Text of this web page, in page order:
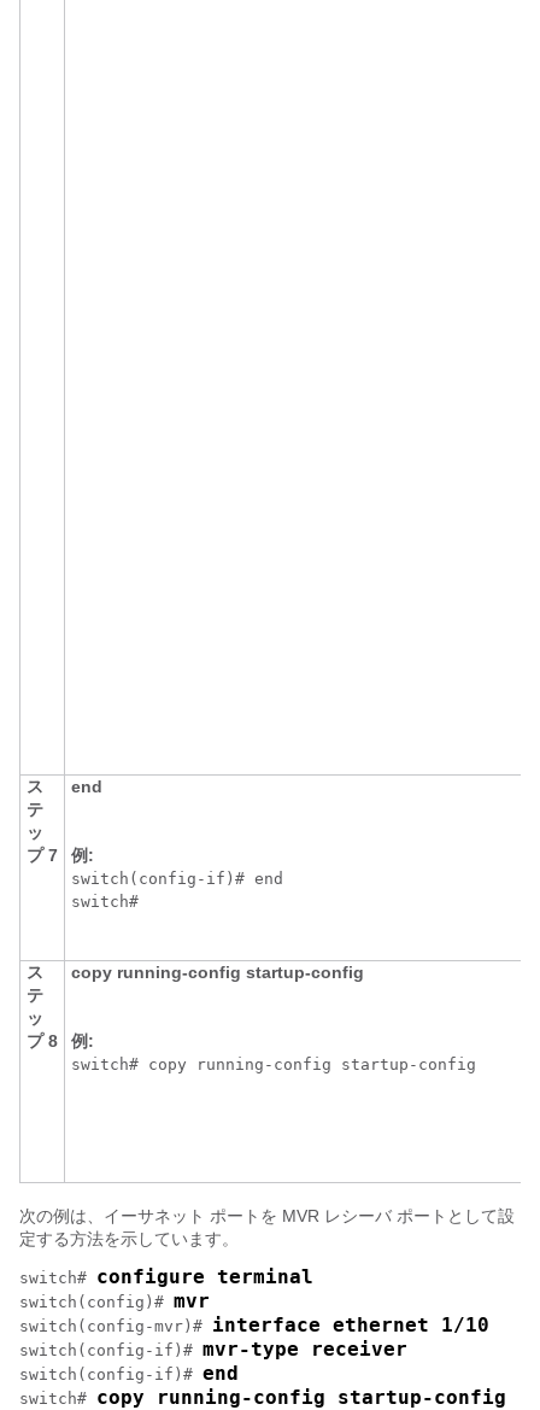
ス
テ
ッ
プ 7
end
例:
switch(config-if)# end
switch#
ス
テ
ッ
プ 8
copy running-config startup-config
例:
switch# copy running-config startup-config
次の例は、イーサネット ポートを MVR レシーバ ポートとして設
定する方法を示しています。
switch# configure terminal
switch(config)# mvr
switch(config-mvr)# interface ethernet 1/10
switch(config-if)# mvr-type receiver
switch(config-if)# end
switch# copy running-config startup-config